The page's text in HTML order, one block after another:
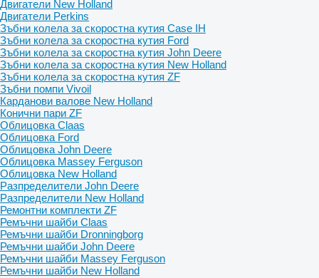
Двигатели New Holland
Двигатели Perkins
Зъбни колела за скоростна кутия Case IH
Зъбни колела за скоростна кутия Ford
Зъбни колела за скоростна кутия John Deere
Зъбни колела за скоростна кутия New Holland
Зъбни колела за скоростна кутия ZF
Зъбни помпи Vivoil
Карданови валове New Holland
Конични пари ZF
Облицовка Claas
Облицовка Ford
Облицовка John Deere
Облицовка Massey Ferguson
Облицовка New Holland
Разпределители John Deere
Разпределители New Holland
Ремонтни комплекти ZF
Ремъчни шайби Claas
Ремъчни шайби Dronningborg
Ремъчни шайби John Deere
Ремъчни шайби Massey Ferguson
Ремъчни шайби New Holland